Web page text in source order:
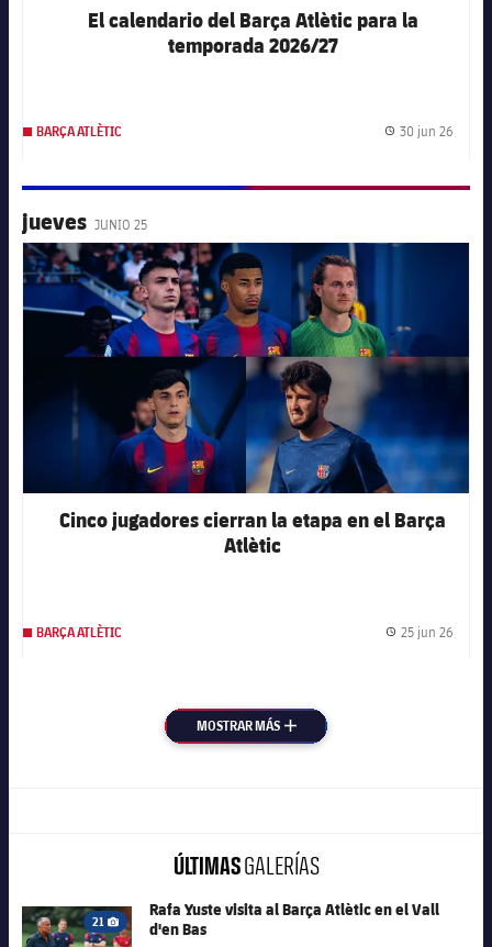
El calendario del Barça Atlètic para la
temporada 2026/27
BARÇA ATLÈTIC Fecha
30 jun 26
jueves JUNIO 25
FC Barcelona club badge
Cinco jugadores cierran la etapa en el Barça
Atlètic
BARÇA ATLÈTIC Fecha
25 jun 26
MOSTRAR MÁS MÁS
ÚLTIMASGALERÍAS
FC Barcelona club badge
21
Icono de cámara
Rafa Yuste visita al Barça Atlètic en el Vall
d'en Bas